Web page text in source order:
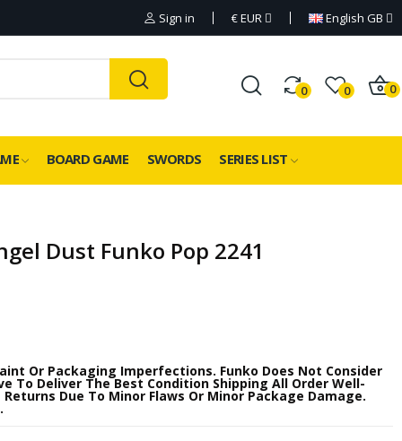
Sign in €EUR English GB
0 0 0
BOARD GAME SWORDS SERIES LIST
Dust Funko Pop 2241
Or Packaging Imperfections. Funko Does Not Consider
To Deliver The Best Condition Shipping All Order Well-
Due To Minor Flaws Or Minor Package Damage.